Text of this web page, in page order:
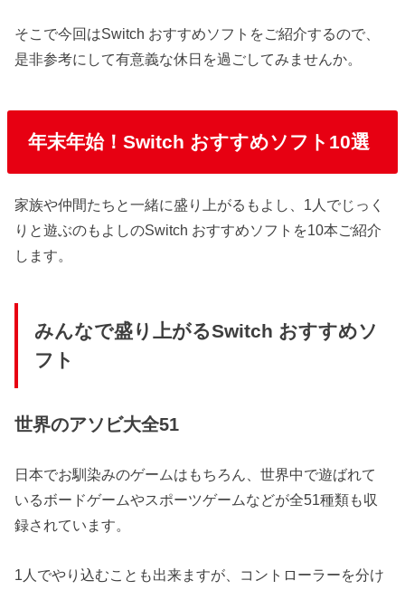
そこで今回はSwitch おすすめソフトをご紹介するので、
是非参考にして有意義な休日を過ごしてみませんか。
年末年始！Switch おすすめソフト10選
家族や仲間たちと一緒に盛り上がるもよし、1人でじっく
りと遊ぶのもよしのSwitch おすすめソフトを10本ご紹介
します。
みんなで盛り上がるSwitch おすすめソ
フト
世界のアソビ大全51
日本でお馴染みのゲームはもちろん、世界中で遊ばれて
いるボードゲームやスポーツゲームなどが全51種類も収
録されています。
1人でやり込むことも出来ますが、コントローラーを分け